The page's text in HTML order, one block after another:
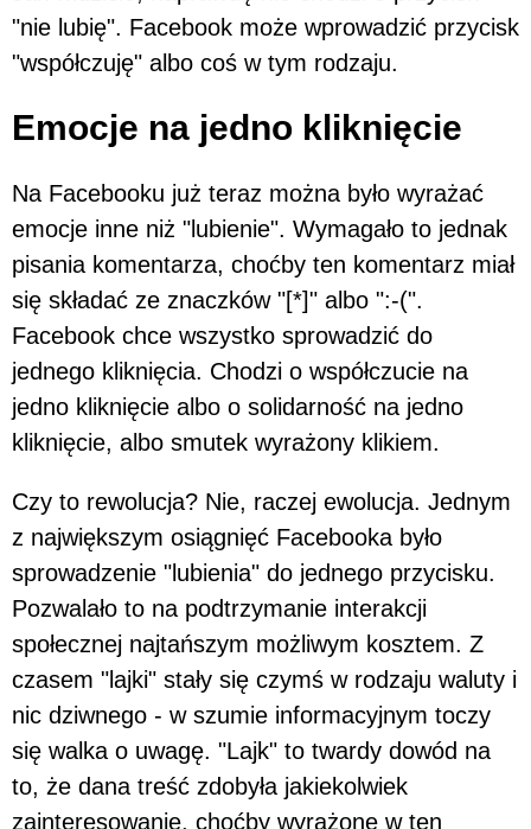
"nie lubię". Facebook może wprowadzić przycisk
"współczuję" albo coś w tym rodzaju.
Emocje na jedno kliknięcie
Na Facebooku już teraz można było wyrażać
emocje inne niż "lubienie". Wymagało to jednak
pisania komentarza, choćby ten komentarz miał
się składać ze znaczków "[*]" albo ":-(".
Facebook chce wszystko sprowadzić do
jednego kliknięcia. Chodzi o współczucie na
jedno kliknięcie albo o solidarność na jedno
kliknięcie, albo smutek wyrażony klikiem.
Czy to rewolucja? Nie, raczej ewolucja. Jednym
z największym osiągnięć Facebooka było
sprowadzenie "lubienia" do jednego przycisku.
Pozwalało to na podtrzymanie interakcji
społecznej najtańszym możliwym kosztem. Z
czasem "lajki" stały się czymś w rodzaju waluty i
nic dziwnego - w szumie informacyjnym toczy
się walka o uwagę. "Lajk" to twardy dowód na
to, że dana treść zdobyła jakiekolwiek
zainteresowanie, choćby wyrażone w ten